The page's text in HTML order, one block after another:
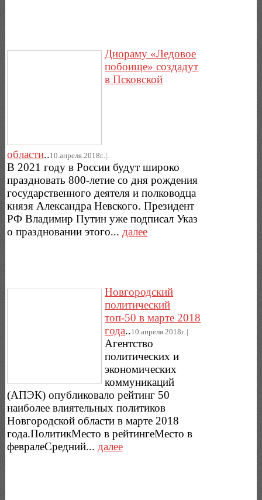
Диораму «Ледовое
побоище» создадут
в Псковской
области..10.апреля.2018г..|.
В 2021 году в России будут широко
праздновать 800-летие со дня рождения
государственного деятеля и полководца
князя Александра Невского. Президент
РФ Владимир Путин уже подписал Указ
о праздновании этого... далее
Новгородский
политический
топ-50 в марте 2018
года..10.апреля.2018г..|.
Агентство
политических и
экономических
коммуникаций
(АПЭК) опубликовало рейтинг 50
наиболее влиятельных политиков
Новгородской области в марте 2018
года.ПолитикМесто в рейтингеМесто в
февралеСредний...далее